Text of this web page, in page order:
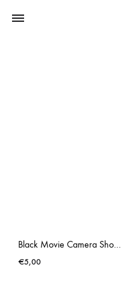
Black Movie Camera Shoulderbag
€5,00